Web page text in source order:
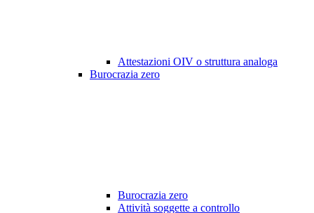
Attestazioni OIV o struttura analoga
Burocrazia zero
Burocrazia zero
Attività soggette a controllo